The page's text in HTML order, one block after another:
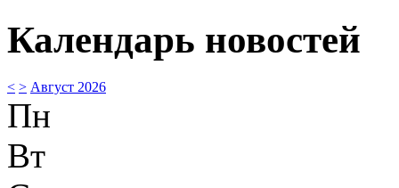
Календарь новостей
< > Август 2026
Пн
Вт